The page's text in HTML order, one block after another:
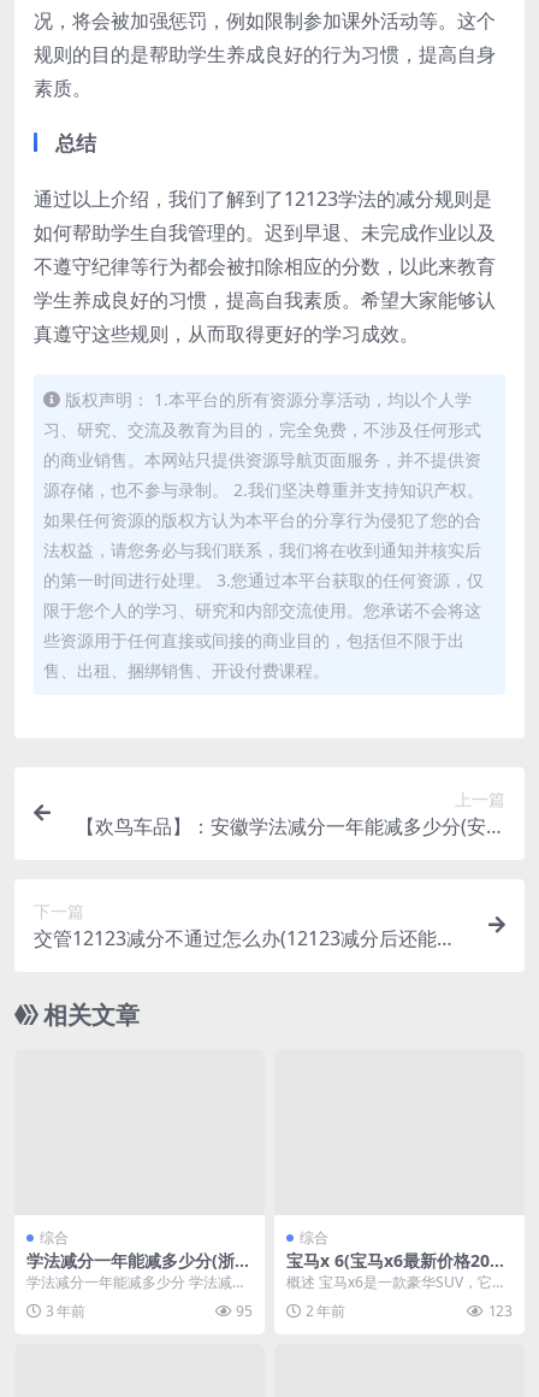
况，将会被加强惩罚，例如限制参加课外活动等。这个
规则的目的是帮助学生养成良好的行为习惯，提高自身
素质。
总结
通过以上介绍，我们了解到了12123学法的减分规则是
如何帮助学生自我管理的。迟到早退、未完成作业以及
不遵守纪律等行为都会被扣除相应的分数，以此来教育
学生养成良好的习惯，提高自我素质。希望大家能够认
真遵守这些规则，从而取得更好的学习成效。
版权声明： 1.本平台的所有资源分享活动，均以个人学
习、研究、交流及教育为目的，完全免费，不涉及任何形式
的商业销售。本网站只提供资源导航页面服务，并不提供资
源存储，也不参与录制。 2.我们坚决尊重并支持知识产权。
如果任何资源的版权方认为本平台的分享行为侵犯了您的合
法权益，请您务必与我们联系，我们将在收到通知并核实后
的第一时间进行处理。 3.您通过本平台获取的任何资源，仅
限于您个人的学习、研究和内部交流使用。您承诺不会将这
些资源用于任何直接或间接的商业目的，包括但不限于出
售、出租、捆绑销售、开设付费课程。
上一篇
【欢鸟车品】：安徽学法减分一年能减多少分(安徽
下一篇
交管12123减分不通过怎么办(12123减分后还能扣
相关文章
综合
学法减分一年能减多少分(浙江
学法减分一年能减多少分)
学法减分一年能减多少分 学法减分
是指通过持续学习和积累知识，以
便在考试中得到更高...
3 年前 95
综合
宝马x 6(宝马x6最新价格2023
款)
概述 宝马x6是一款豪华SUV，它将
宝马经典的设计与功能完美地结合
在一起。这款车...
2 年前 123